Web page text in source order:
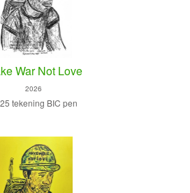
War Not Love
2026
tekening BIC pen